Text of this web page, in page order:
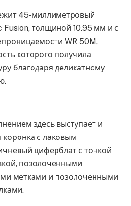
45-миллиметровый
Fusion, толщиной 10.95 мм и с
WR 50M,
которого получила
благодаря деликатному
здесь выступает и
коронка с лаковым
циферблат с тонкой
позолоченными
метками и позолоченными